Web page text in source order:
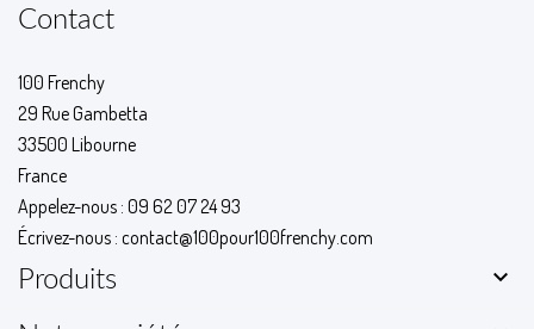
Contact
100 Frenchy
29 Rue Gambetta
33500 Libourne
France
Appelez-nous : 09 62 07 24 93
Écrivez-nous : contact@100pour100frenchy.com
Produits 